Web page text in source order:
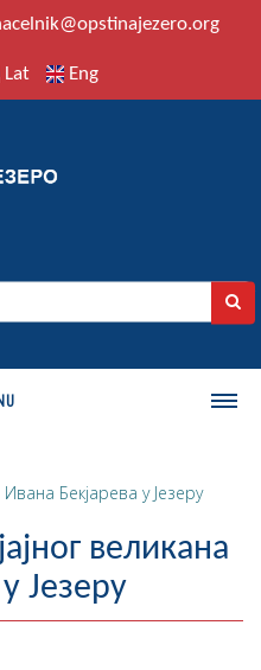
Lat Eng
Бекјарева у Језеру
великана
Језеру